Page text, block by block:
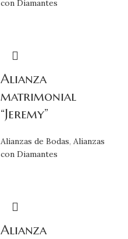
con Diamantes
Alianza
matrimonial
“Jeremy”
Alianzas de Bodas, Alianzas
con Diamantes
Alianza